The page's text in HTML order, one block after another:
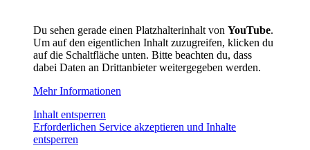
Du sehen gerade einen Platzhalterinhalt von YouTube.
Um auf den eigentlichen Inhalt zuzugreifen, klicken du
auf die Schaltfläche unten. Bitte beachten du, dass
dabei Daten an Drittanbieter weitergegeben werden.
Mehr Informationen
Inhalt entsperren
Erforderlichen Service akzeptieren und Inhalte
entsperren